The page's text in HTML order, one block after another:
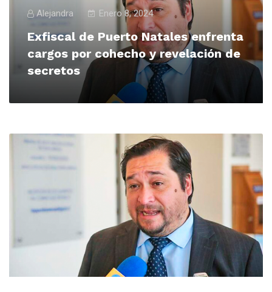
Alejandra Enero 8, 2024
Exfiscal de Puerto Natales enfrenta
cargos por cohecho y revelación de
secretos